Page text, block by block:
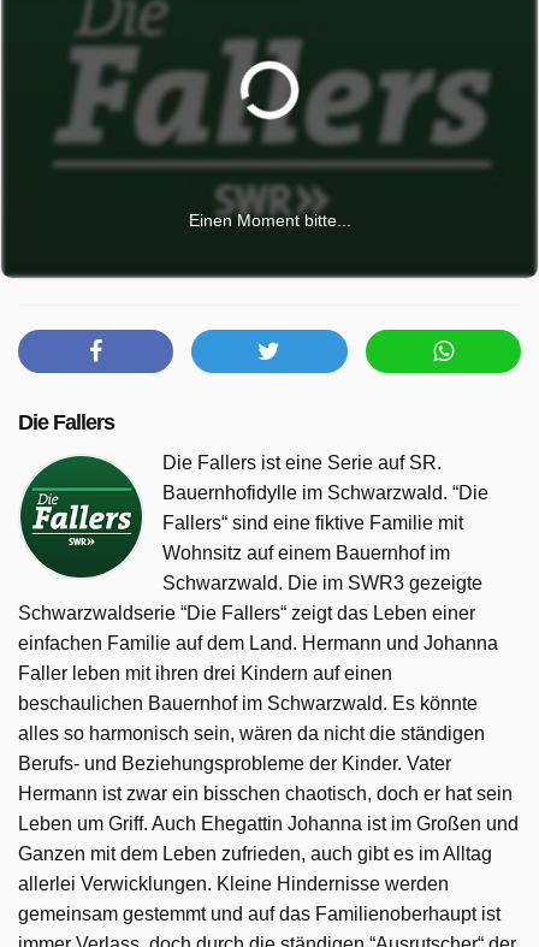
Einen Moment bitte...
Die Fallers
Die Fallers ist eine Serie auf SR.
Bauernhofidylle im Schwarzwald. “Die
Fallers“ sind eine fiktive Familie mit
Wohnsitz auf einem Bauernhof im
Schwarzwald. Die im SWR3 gezeigte
Schwarzwaldserie “Die Fallers“ zeigt das Leben einer
einfachen Familie auf dem Land. Hermann und Johanna
Faller leben mit ihren drei Kindern auf einen
beschaulichen Bauernhof im Schwarzwald. Es könnte
alles so harmonisch sein, wären da nicht die ständigen
Berufs- und Beziehungsprobleme der Kinder. Vater
Hermann ist zwar ein bisschen chaotisch, doch er hat sein
Leben um Griff. Auch Ehegattin Johanna ist im Großen und
Ganzen mit dem Leben zufrieden, auch gibt es im Alltag
allerlei Verwicklungen. Kleine Hindernisse werden
gemeinsam gestemmt und auf das Familienoberhaupt ist